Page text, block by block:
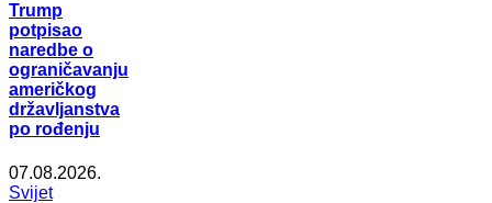
Trump
potpisao
naredbe o
ograničavanju
američkog
državljanstva
po rođenju
07.08.2026.
Svijet